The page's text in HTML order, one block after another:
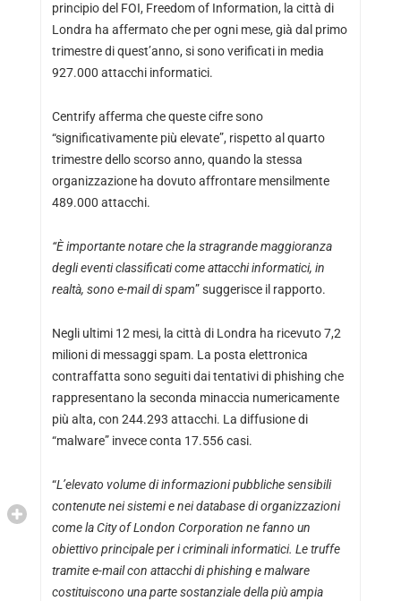
principio del FOI, Freedom of Information, la città di
Londra ha affermato che per ogni mese, già dal primo
trimestre di quest’anno, si sono verificati in media
927.000 attacchi informatici.
Centrify afferma che queste cifre sono
“significativamente più elevate”, rispetto al quarto
trimestre dello scorso anno, quando la stessa
organizzazione ha dovuto affrontare mensilmente
489.000 attacchi.
“È importante notare che la stragrande maggioranza
degli eventi classificati come attacchi informatici, in
realtà, sono e-mail di spam” suggerisce il rapporto.
Negli ultimi 12 mesi, la città di Londra ha ricevuto 7,2
milioni di messaggi spam. La posta elettronica
contraffatta sono seguiti dai tentativi di phishing che
rappresentano la seconda minaccia numericamente
più alta, con 244.293 attacchi. La diffusione di
“malware” invece conta 17.556 casi.
“L’elevato volume di informazioni pubbliche sensibili
contenute nei sistemi e nei database di organizzazioni
come la City of London Corporation ne fanno un
obiettivo principale per i criminali informatici. Le truffe
tramite e-mail con attacchi di phishing e malware
costituiscono una parte sostanziale della più ampia